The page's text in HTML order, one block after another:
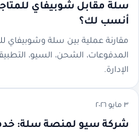
سلة مقابل شوبيفاي
أنسب لك؟
مقارنة عملية بين سلة وشوبيفاي
المدفوعات، الشحن، السيو،
الإدارة.
٣ مايو ٢٠٢٦
شركة سيو لمنصة سلة: